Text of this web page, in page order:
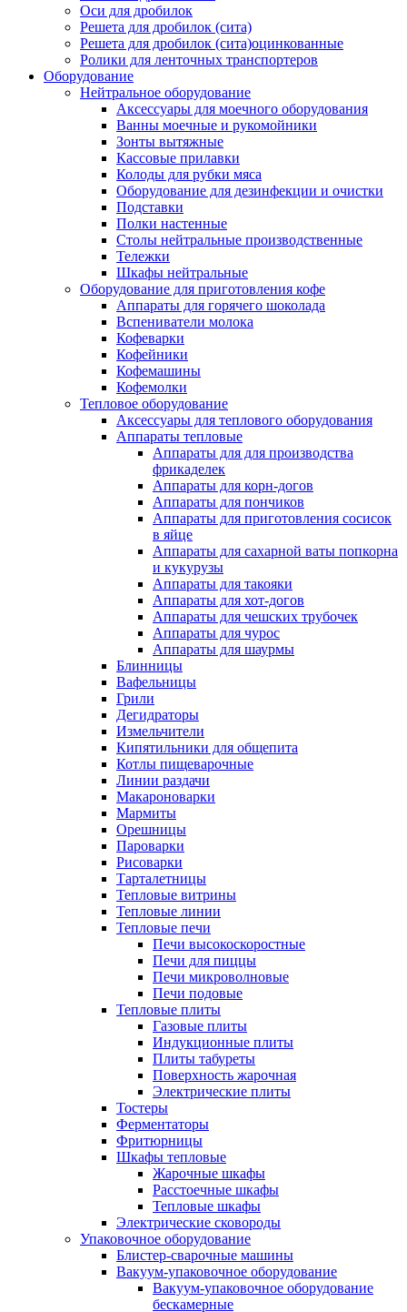
Оси для дробилок
Решета для дробилок (сита)
Решета для дробилок (сита)оцинкованные
Ролики для ленточных транспортеров
Оборудование
Нейтральное оборудование
Аксессуары для моечного оборудования
Ванны моечные и рукомойники
Зонты вытяжные
Кассовые прилавки
Колоды для рубки мяса
Оборудование для дезинфекции и очистки
Подставки
Полки настенные
Столы нейтральные производственные
Тележки
Шкафы нейтральные
Оборудование для приготовления кофе
Аппараты для горячего шоколада
Вспениватели молока
Кофеварки
Кофейники
Кофемашины
Кофемолки
Тепловое оборудование
Аксессуары для теплового оборудования
Аппараты тепловые
Аппараты для для производства
фрикаделек
Аппараты для корн-догов
Аппараты для пончиков
Аппараты для приготовления сосисок
в яйце
Аппараты для сахарной ваты попкорна
и кукурузы
Аппараты для такояки
Аппараты для хот-догов
Аппараты для чешских трубочек
Аппараты для чурос
Аппараты для шаурмы
Блинницы
Вафельницы
Грили
Дегидраторы
Измельчители
Кипятильники для общепита
Котлы пищеварочные
Линии раздачи
Макароноварки
Мармиты
Орешницы
Пароварки
Рисоварки
Тарталетницы
Тепловые витрины
Тепловые линии
Тепловые печи
Печи высокоскоростные
Печи для пиццы
Печи микроволновые
Печи подовые
Тепловые плиты
Газовые плиты
Индукционные плиты
Плиты табуреты
Поверхность жарочная
Электрические плиты
Тостеры
Ферментаторы
Фритюрницы
Шкафы тепловые
Жарочные шкафы
Расстоечные шкафы
Тепловые шкафы
Электрические сковороды
Упаковочное оборудование
Блистер-сварочные машины
Вакуум-упаковочное оборудование
Вакуум-упаковочное оборудование
беcкамерные